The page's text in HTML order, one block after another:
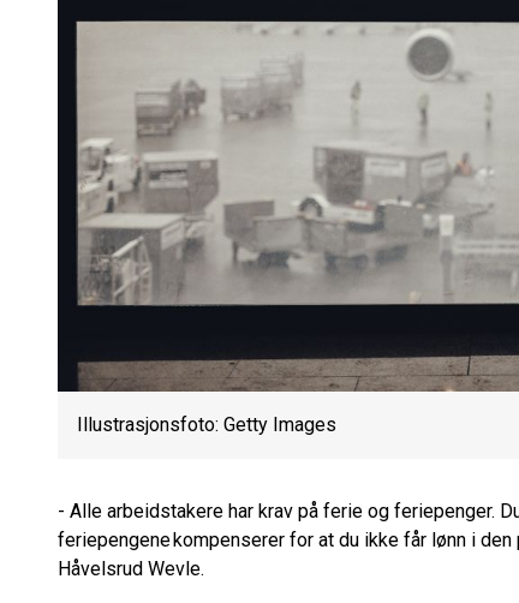
Illustrasjonsfoto: Getty Images
- Alle arbeidstakere har krav på ferie og feriepenger.
feriepengene kompenserer for at du ikke får lønn i
Håvelsrud Wevle.